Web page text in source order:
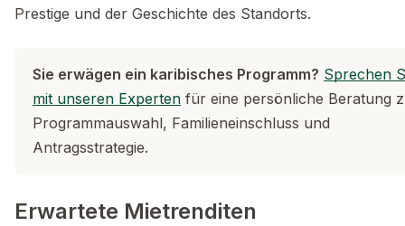
Prestige und der Geschichte des Standorts.
Sie erwägen ein karibisches Programm? Sprechen
mit unseren Experten für eine persönliche Beratung
Programmauswahl, Familieneinschluss und
Antragsstrategie.
Erwartete Mietrenditen